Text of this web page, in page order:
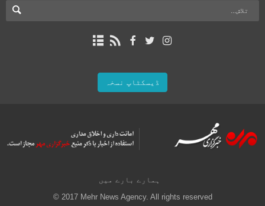
ڈیسکٹاپ نسخہ
ہمارے بارے میں
© 2017 Mehr News Agency. All rights reserved